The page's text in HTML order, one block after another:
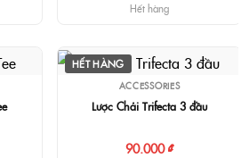
Hết hàng
HẾT HÀNG
ACCESSORIES
Lược Chải Trifecta 3 đầu
90.000 ₫